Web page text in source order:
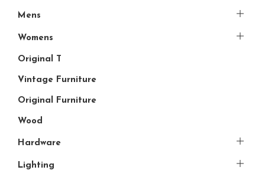
Mens
Womens
Original T
Vintage Furniture
Original Furniture
Wood
Hardware
Lighting